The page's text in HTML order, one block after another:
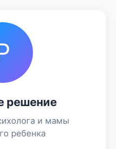
решение
и мамы
ребенка